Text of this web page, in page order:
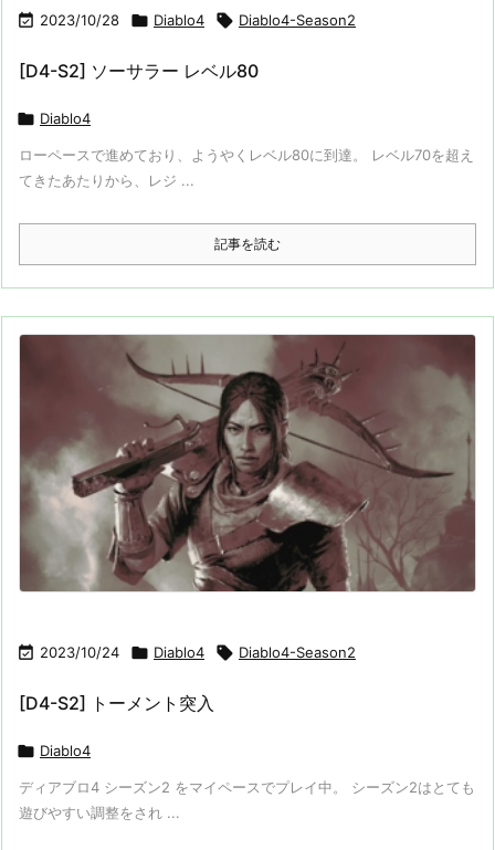
 2023/10/28  Diablo4  Diablo4-Season2
[D4-S2] ソーサラー レベル80
 Diablo4
ローペースで進めており、ようやくレベル80に到達。 レベル70を超え
てきたあたりから、レジ ...
記事を読む
 2023/10/24  Diablo4  Diablo4-Season2
[D4-S2] トーメント突入
 Diablo4
ディアブロ4 シーズン2 をマイペースでプレイ中。 シーズン2はとても
遊びやすい調整をされ ...